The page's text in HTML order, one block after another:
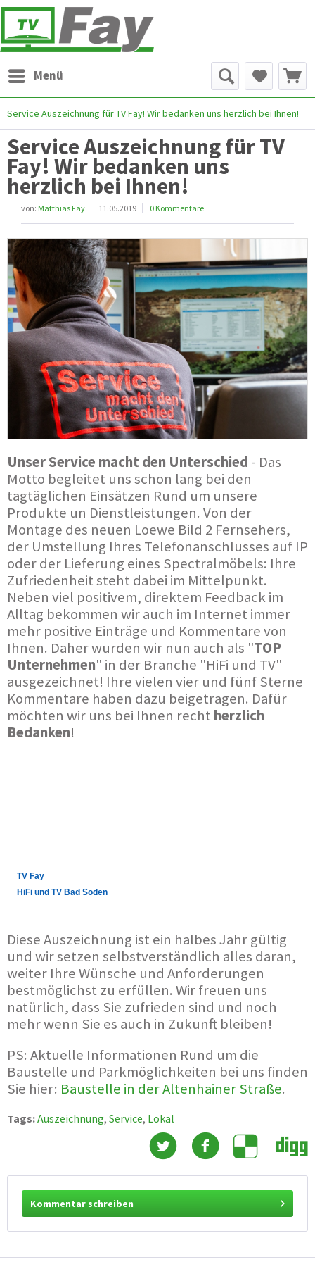
Menü
Service Auszeichnung für TV Fay! Wir bedanken uns herzlich bei Ihnen!
Service Auszeichnung für TV
Fay! Wir bedanken uns
herzlich bei Ihnen!
von: Matthias Fay 11.05.2019 0 Kommentare
Unser Service macht den Unterschied - Das
Motto begleitet uns schon lang bei den
tagtäglichen Einsätzen Rund um unsere
Produkte un Dienstleistungen. Von der
Montage des neuen Loewe Bild 2 Fernsehers,
der Umstellung Ihres Telefonanschlusses auf IP
oder der Lieferung eines Spectralmöbels: Ihre
Zufriedenheit steht dabei im Mittelpunkt.
Neben viel positivem, direktem Feedback im
Alltag bekommen wir auch im Internet immer
mehr positive Einträge und Kommentare von
Ihnen. Daher wurden wir nun auch als "TOP
Unternehmen" in der Branche "HiFi und TV"
ausgezeichnet! Ihre vielen vier und fünf Sterne
Kommentare haben dazu beigetragen. Dafür
möchten wir uns bei Ihnen recht herzlich
Bedanken!
TV Fay
HiFi und TV Bad Soden
Diese Auszeichnung ist ein halbes Jahr gültig
und wir setzen selbstverständlich alles daran,
weiter Ihre Wünsche und Anforderungen
bestmöglichst zu erfüllen. Wir freuen uns
natürlich, dass Sie zufrieden sind und noch
mehr wenn Sie es auch in Zukunft bleiben!
PS: Aktuelle Informationen Rund um die
Baustelle und Parkmöglichkeiten bei uns finden
Sie hier: Baustelle in der Altenhainer Straße.
Tags:Auszeichnung, Service, Lokal
Kommentar schreiben